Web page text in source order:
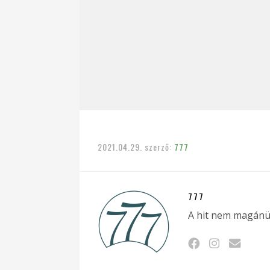
2021.04.29. szerző: 777
777
A hit nem